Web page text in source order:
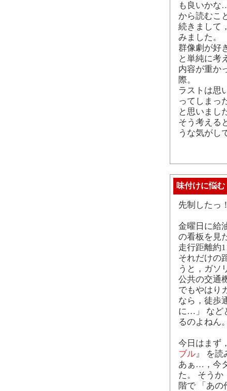
も良いかな
から読むこ
続きまして
みました。
群像劇が好
と単純に考
内容が重か
際。
ラストは思
ってしまっ
と思いまし
そう考える
うな気がし
味付けに悩む
先制したっ
金曜日に給
の看板を見
走行距離約
それだけの
うと，ガソ
公共の交通
でもやはり
なら，徒歩
に…」 など
るのよねん
今日はまず
ブル』 を読
あぁ…，今
た。 そうか
階で 「あ